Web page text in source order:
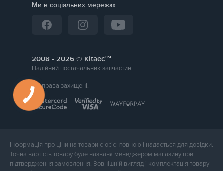
Ми в соціальних мережах
2008 - © Kitaecтм
Надійний постачальник запчастин.
Всі права захищені.
Інформація про ціни на товари є орієнтовною і надається для довідки.
Точна вартість товару буде названа менеджером магазину при
підтвердження замовлення. Зовнішній вигляд і комплектація товару